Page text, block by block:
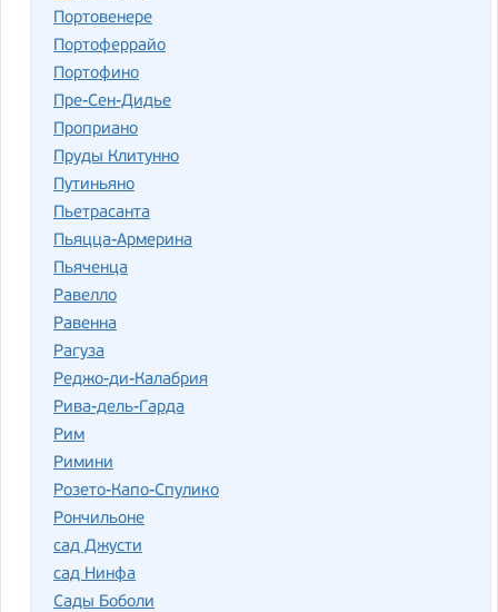
Портовенере
Портоферрайо
Портофино
Пре-Сен-Дидье
Проприано
Пруды Клитунно
Путиньяно
Пьетрасанта
Пьяцца-Армерина
Пьяченца
Равелло
Равенна
Рагуза
Реджо-ди-Калабрия
Рива-дель-Гарда
Рим
Римини
Розето-Капо-Спулико
Рончильоне
сад Джусти
сад Нинфа
Сады Боболи